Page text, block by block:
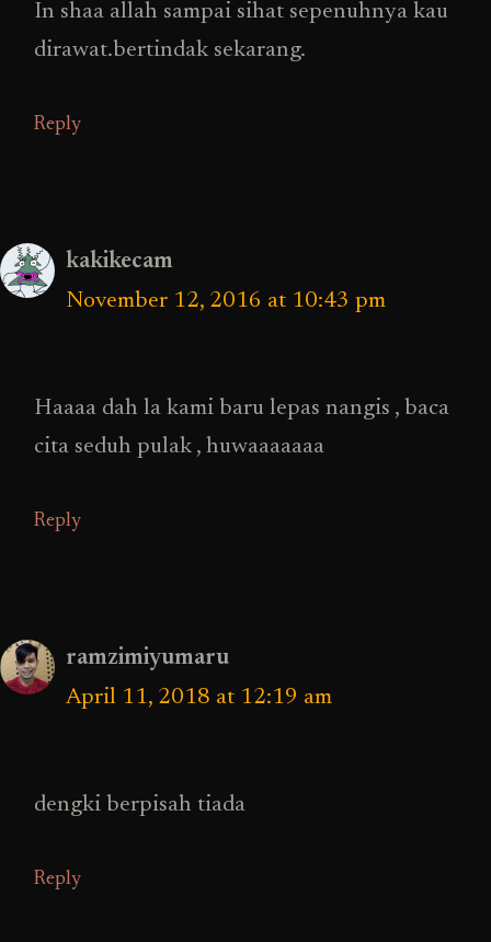
In shaa allah sampai sihat sepenuhnya kau
dirawat.bertindak sekarang.
Reply
kakikecam
November 12, 2016 at 10:43 pm
Haaaa dah la kami baru lepas nangis , baca
cita seduh pulak , huwaaaaaaa
Reply
ramzimiyumaru
April 11, 2018 at 12:19 am
dengki berpisah tiada
Reply